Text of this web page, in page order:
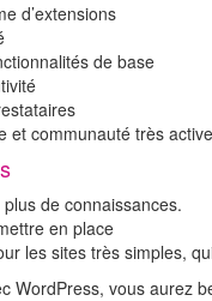
d’extensions
de base
et communauté très active
plus de connaissances.
en place
les sites très simples,
WordPress, vous aurez